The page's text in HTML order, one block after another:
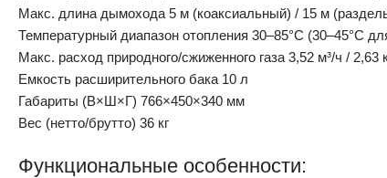
Макс. длина дымохода 5 м (коаксиальный) / 15 м
Температурный диапазон отопления 30–85°C (30–45°C
Макс. расход природного/сжиженного газа 3,52 м³/ч / 2,63
Емкость расширительного бака 10 л
Габариты (В×Ш×Г) 766×450×340 мм
Вес (нетто/брутто) 36 кг
Функциональные особенности: